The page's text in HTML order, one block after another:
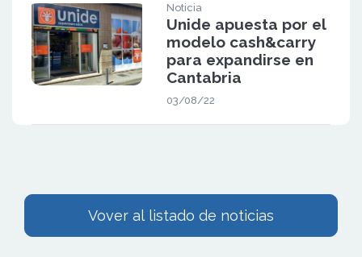
Noticia
Unide apuesta por el
modelo cash&carry
para expandirse en
Cantabria
03/08/22
Vover al listado de noticias